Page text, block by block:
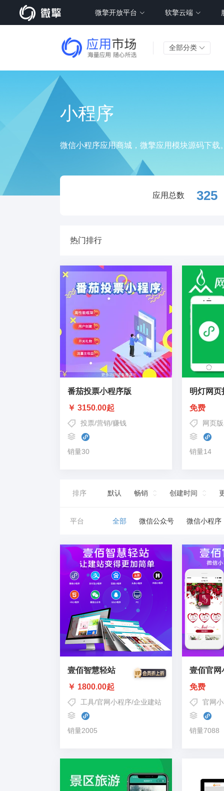
微擎开放平台 软擎云端
全部分类
小程序
微信小程序应用商城，微擎应用模块源码下载
应用总数 325
热门排行
番茄投票小程序版
￥ 3150.00起
投票/营销/赚钱
销量30
明灯网页
免费
网页
销量14
排序 默认 畅销 创建时间
平台 全部 微信公众号 微信小程序
壹佰智慧轻站
￥ 1800.00起
工具/官网小程序/企业建站
销量2005
壹佰官网
免费
官网
销量7088